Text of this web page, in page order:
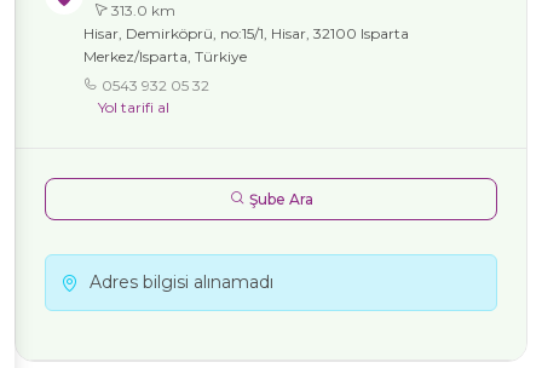
313.0 km
Hisar, Demirköprü, no:15/1, Hisar, 32100 Isparta
Merkez/Isparta, Türkiye
0543 932 05 32
Yol tarifi al
Şube Ara
Adres bilgisi alınamadı